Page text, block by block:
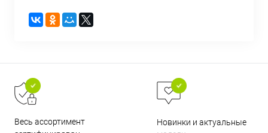
Весь ассортимент
Новинки и актуальные